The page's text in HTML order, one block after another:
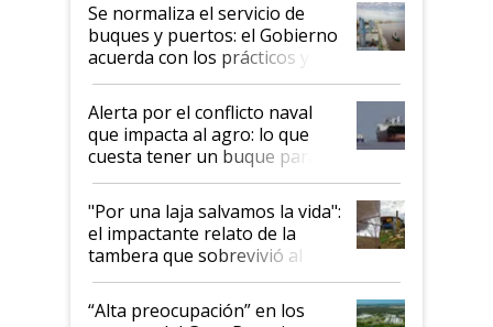
Se normaliza el servicio de
buques y puertos: el Gobierno
acuerda con los prácticos y
suspende el decreto de
desregulación
Alerta por el conflicto naval
que impacta al agro: lo que
cuesta tener un buque parado
y el peligro de que Argentina
pase a ser "país sucio"
"Por una laja salvamos la vida":
el impactante relato de la
tambera que sobrevivió al
tornado
“Alta preocupación” en los